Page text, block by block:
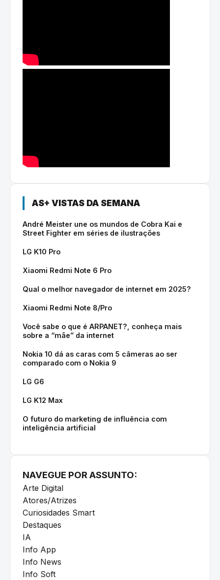
AS+ VISTAS DA SEMANA
André Meister une os mundos de Cobra Kai e
Street Fighter em séries de ilustrações
LG K10 Pro
Xiaomi Redmi Note 6 Pro
Qual o melhor navegador de internet em 2025?
Xiaomi Redmi Note 8/Pro
Você sabe o que é ARPANET?, conheça mais
sobre a “mãe” da internet
Nokia 10 dá as caras com 5 câmeras ao ser
comparado com o Nokia 9
LG G6
LG K12 Max
O futuro do marketing de influência com
inteligência artificial
NAVEGUE POR ASSUNTO:
Arte Digital
Atores/Atrizes
Curiosidades Smart
Destaques
IA
Info App
Info News
Info Soft